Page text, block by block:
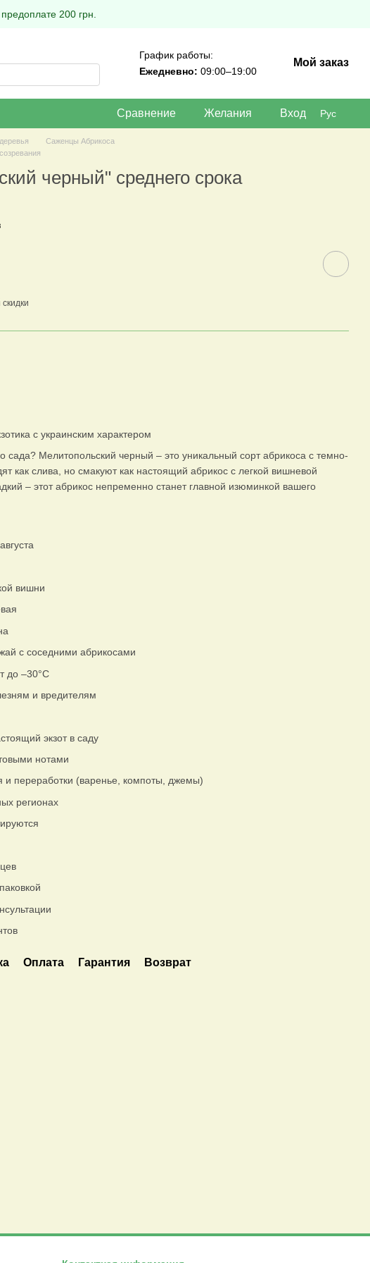
200 грн.
График работы:
Ежедневно: 09:00–19:00
Мой заказ
Сравнение Желания Вход Рус
Саженцы Абрикоса
черный" среднего срока
с украинским характером
сада? Мелитопольский черный – это уникальный сорт абрикоса с темно-
как слива, но смакуют как настоящий абрикос с легкой вишневой
– этот абрикос непременно станет главной изюминкой вашего
вишни
с соседними абрикосами
до –30°C
и вредителям
экзот в саду
нотами
и переработки (варенье, компоты, джемы)
регионах
Оплата Гарантия Возврат